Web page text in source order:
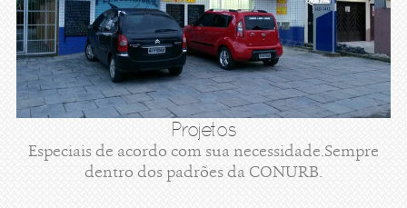
Projetos
Especiais de acordo com sua necessidade.Sempre
dentro dos padrões da CONURB.